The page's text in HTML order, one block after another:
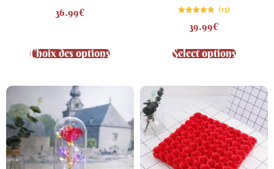
4.82
sur 5
36.99€
Choix des options
4.85
sur 5
(13)
39.99€
Select options